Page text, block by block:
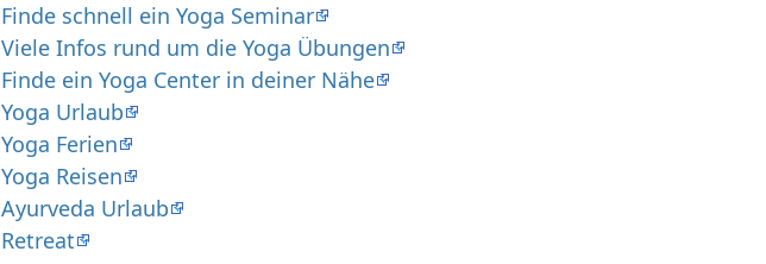
Finde schnell ein Yoga Seminar
Viele Infos rund um die Yoga Übungen
Finde ein Yoga Center in deiner Nähe
Yoga Urlaub
Yoga Ferien
Yoga Reisen
Ayurveda Urlaub
Retreat